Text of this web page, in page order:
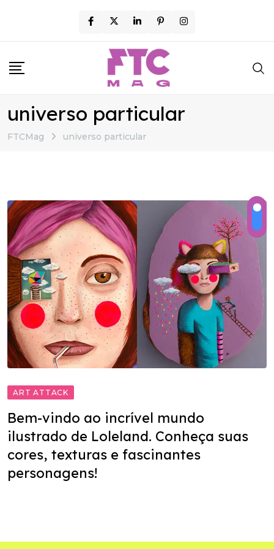
content
universo particular
FTCMag universo particular
ART ATTACK
Bem-vindo ao incrível mundo
ilustrado de Loleland. Conheça suas
cores, texturas e fascinantes
personagens!